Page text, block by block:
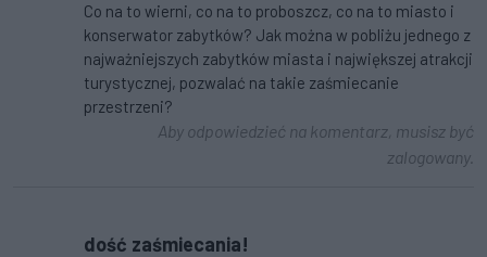
Co na to wierni, co na to proboszcz, co na to miasto i
konserwator zabytków? Jak można w pobliżu jednego z
najważniejszych zabytków miasta i największej atrakcji
turystycznej, pozwalać na takie zaśmiecanie
przestrzeni?
Aby odpowiedzieć na komentarz, musisz być
zalogowany.
dość zaśmiecania!